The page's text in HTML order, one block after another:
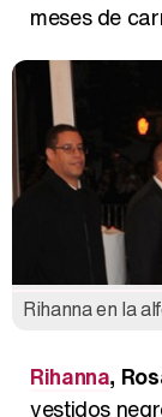
meses de
Rihanna en la
Rihanna,
vestidos